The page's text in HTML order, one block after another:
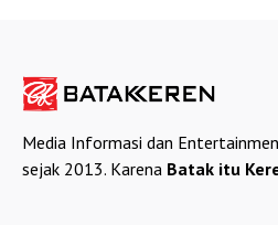
Media Informasi dan
sejak 2013. Karena Batak itu